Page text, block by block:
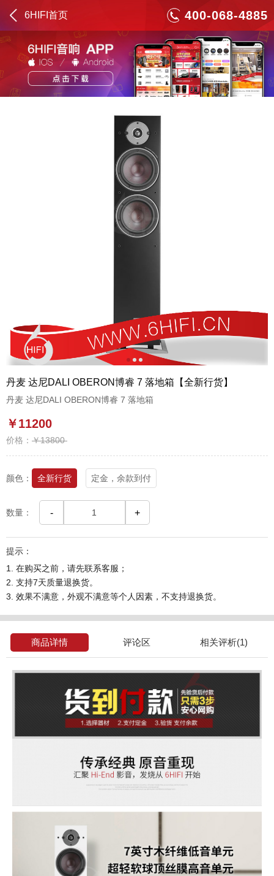
6HIFI首页 400-068-4885
123
丹麦 达尼DALI OBERON博睿 7 落地箱【全新行货】
丹麦 达尼DALI OBERON博睿 7 落地箱
￥11200
价格： ￥13800
颜色： 全新行货 定金，余款到付
数量： - +
提示：
1. 在购买之前，请先联系客服；
2. 支持7天质量退换货。
3. 效果不满意，外观不满意等个人因素，不支持退换货。
商品详情 评论区 相关评析(1)